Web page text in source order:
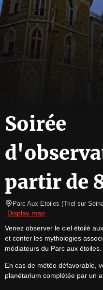
Soirée
partir de
Parc Aux Etoiles (Triel sur
Display map
Venez observer le ciel étoilé
et conter les mythologies
médiateurs du Parc aux étoiles.
En cas de météo défavorable,
planétarium complétée par un